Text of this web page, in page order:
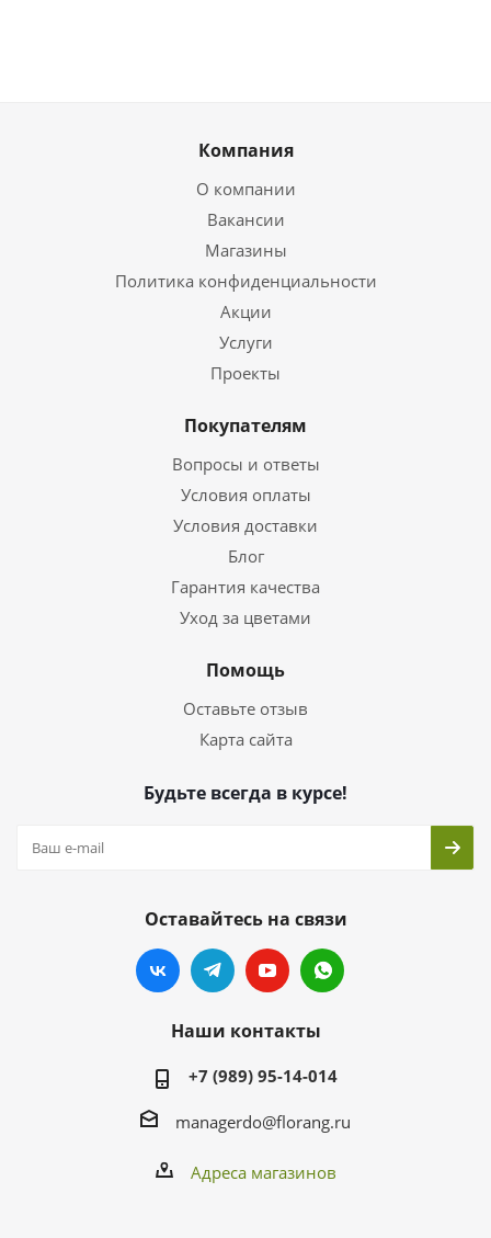
Компания
О компании
Вакансии
Магазины
Политика конфиденциальности
Акции
Услуги
Проекты
Покупателям
Вопросы и ответы
Условия оплаты
Условия доставки
Блог
Гарантия качества
Уход за цветами
Помощь
Оставьте отзыв
Карта сайта
Будьте всегда в курсе!
Оставайтесь на связи
Наши контакты
+7 (989) 95-14-014
managerdo@florang.ru
Адреса магазинов